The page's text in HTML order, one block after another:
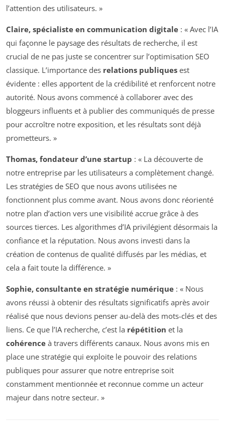
l’attention des utilisateurs. »
Claire, spécialiste en communication digitale : « Avec l’IA
qui façonne le paysage des résultats de recherche, il est
crucial de ne pas juste se concentrer sur l’optimisation SEO
classique. L’importance des relations publiques est
évidente : elles apportent de la crédibilité et renforcent notre
autorité. Nous avons commencé à collaborer avec des
bloggeurs influents et à publier des communiqués de presse
pour accroître notre exposition, et les résultats sont déjà
prometteurs. »
Thomas, fondateur d’une startup : « La découverte de
notre entreprise par les utilisateurs a complètement changé.
Les stratégies de SEO que nous avons utilisées ne
fonctionnent plus comme avant. Nous avons donc réorienté
notre plan d’action vers une visibilité accrue grâce à des
sources tierces. Les algorithmes d’IA privilégient désormais la
confiance et la réputation. Nous avons investi dans la
création de contenus de qualité diffusés par les médias, et
cela a fait toute la différence. »
Sophie, consultante en stratégie numérique : « Nous
avons réussi à obtenir des résultats significatifs après avoir
réalisé que nous devions penser au-delà des mots-clés et des
liens. Ce que l’IA recherche, c’est la répétition et la
cohérence à travers différents canaux. Nous avons mis en
place une stratégie qui exploite le pouvoir des relations
publiques pour assurer que notre entreprise soit
constamment mentionnée et reconnue comme un acteur
majeur dans notre secteur. »